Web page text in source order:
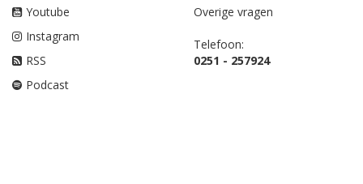
Youtube
Instagram
RSS
Podcast
Overige vragen
Telefoon:
0251 - 257924